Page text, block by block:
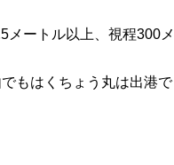
メートル以上、視程300
もはくちょう丸は出港